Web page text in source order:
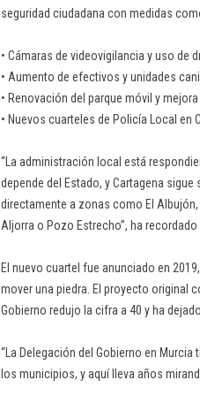
seguridad ciudadana con medidas
• Cámaras de videovigilancia y uso de
• Aumento de efectivos y unidades
• Renovación del parque móvil y
• Nuevos cuarteles de Policía Local en
“La administración local está
depende del Estado, y Cartagena
directamente a zonas como El
Aljorra o Pozo Estrecho”, ha
El nuevo cuartel fue anunciado en
mover una piedra. El proyecto original
Gobierno redujo la cifra a 40 y ha
“La Delegación del Gobierno en
los municipios, y aquí lleva años